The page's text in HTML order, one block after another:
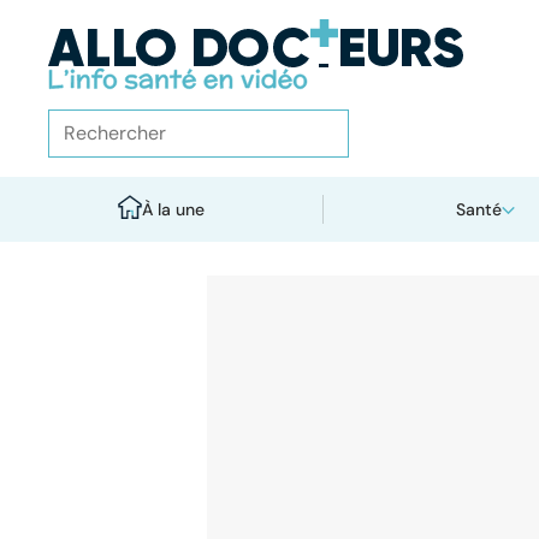
À la une Santé